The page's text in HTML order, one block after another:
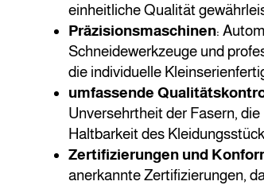
einheitliche Qualität
Präzisionsmaschinen:
Schneidewerkzeuge und
die individuelle
umfassende
Unversehrtheit der Fasern,
Haltbarkeit des
Zertifizierungen und
anerkannte Zertifizierungen,